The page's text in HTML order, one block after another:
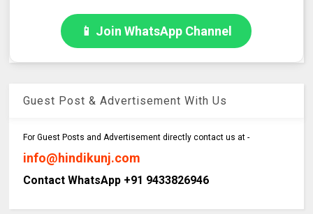
📱 Join WhatsApp Channel
Guest Post & Advertisement With Us
For Guest Posts and Advertisement directly contact us at -
info@hindikunj.com
Contact WhatsApp +91 9433826946